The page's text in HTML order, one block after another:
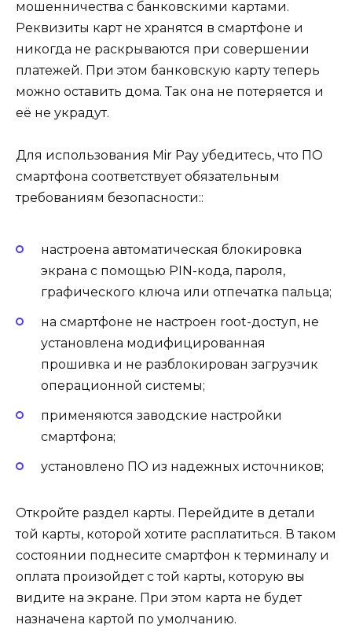
мошенничества с банковскими картами.
Реквизиты карт не хранятся в смартфоне и
никогда не раскрываются при совершении
платежей. При этом банковскую карту теперь
можно оставить дома. Так она не потеряется и
её не украдут.
Для использования Mir Pay убедитесь, что ПО
смартфона соответствует обязательным
требованиям безопасности::
настроена автоматическая блокировка
экрана с помощью PIN-кода, пароля,
графического ключа или отпечатка пальца;
на смартфоне не настроен root-доступ, не
установлена модифицированная
прошивка и не разблокирован загрузчик
операционной системы;
применяются заводские настройки
смартфона;
установлено ПО из надежных источников;
Откройте раздел карты. Перейдите в детали
той карты, которой хотите расплатиться. В таком
состоянии поднесите смартфон к терминалу и
оплата произойдет с той карты, которую вы
видите на экране. При этом карта не будет
назначена картой по умолчанию.